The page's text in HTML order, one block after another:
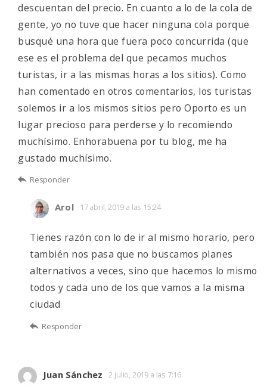
descuentan del precio. En cuanto a lo de la cola de
gente, yo no tuve que hacer ninguna cola porque
busqué una hora que fuera poco concurrida (que
ese es el problema del que pecamos muchos
turistas, ir a las mismas horas a los sitios). Como
han comentado en otros comentarios, los turistas
solemos ir a los mismos sitios pero Oporto es un
lugar precioso para perderse y lo recomiendo
muchísimo. Enhorabuena por tu blog, me ha
gustado muchísimo.
Responder
Arol 17 abril, 2019 a las 15:24
Tienes razón con lo de ir al mismo horario, pero
también nos pasa que no buscamos planes
alternativos a veces, sino que hacemos lo mismo
todos y cada uno de los que vamos a la misma
ciudad
Responder
Juan Sánchez 2 julio, 2019 a las 7:16